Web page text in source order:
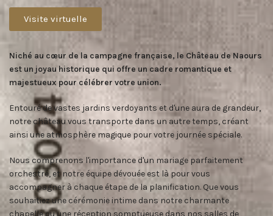
Visite virtuelle
Niché au cœur de la campagne française, le Château de Naours
est un joyau historique qui offre un cadre romantique et
majestueux pour célébrer votre union.
Entouré de vastes jardins verdoyants et d'une aura de grandeur,
notre château vous transporte dans un autre temps, créant
ainsi une atmosphère magique pour votre journée spéciale.
Nous comprenons l'importance d'un mariage parfaitement
orchestré, et notre équipe dévouée est là pour vous
accompagner à chaque étape de la planification. Que vous
souhaitiez une cérémonie intime dans notre charmante
chapelle ou une réception somptueuse dans nos salles de